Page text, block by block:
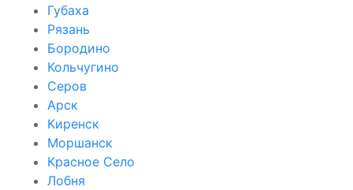
Губаха
Рязань
Бородино
Кольчугино
Серов
Арск
Киренск
Моршанск
Красное Село
Лобня